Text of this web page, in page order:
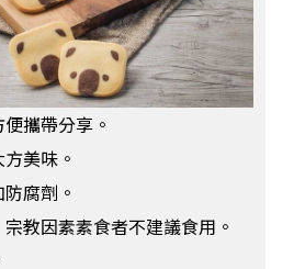
攜帶分享。
美味。
腐劑。
教因素素食者不建議食用。